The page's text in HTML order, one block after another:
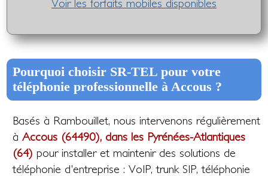
Voir les forfaits mobiles disponibles
Pourquoi choisir SR-TEL pour votre
téléphonie professionnelle à Accous ?
Basés à Rambouillet, nous intervenons régulièrement
àAccous (64490), dans les Pyrénées-Atlantiques
(64) pour installer et maintenir des solutions de
téléphonie d'entreprise : VoIP, trunk SIP, téléphonie